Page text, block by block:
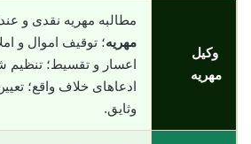
وکیل
مهریه
مطالبه مهریه نقدی و
مهریه؛ توقیف اموال و
اعسار و تقسیط؛ تنظیم
ادعاهای خلاف واقع؛
وثایق.